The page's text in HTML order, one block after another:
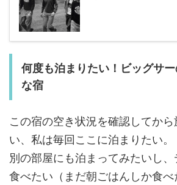
何度も泊まりたい！ビッグサ
な宿
この宿の空き状況を確認してか
い、私は毎回ここに泊まりたい。
別の部屋にも泊まってみたいし
食べたい（まだ朝ごはんしか食べ